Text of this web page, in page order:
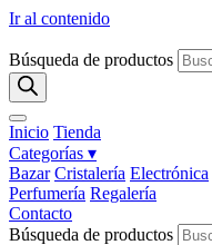
Ir al contenido
Búsqueda de productos
Inicio Tienda
Categorías ▾
Bazar Cristalería Electrónica
Perfumería Regalería
Contacto
Búsqueda de productos